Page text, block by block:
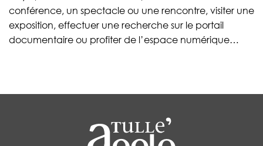
conférence, un spectacle ou une rencontre, visiter une
exposition, effectuer une recherche sur le portail
documentaire ou profiter de l’espace numérique…